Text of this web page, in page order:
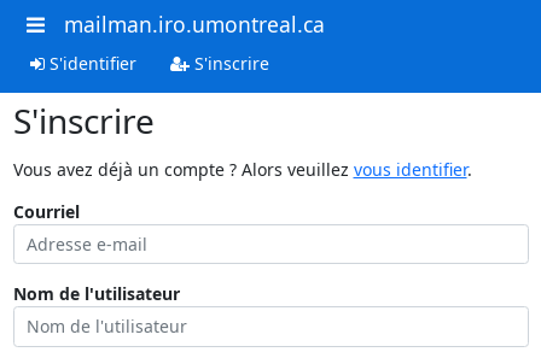
mailman.iro.umontreal.ca
S'identifier S'inscrire
S'inscrire
Vous avez déjà un compte ? Alors veuillez vous identifier.
Courriel
Nom de l'utilisateur